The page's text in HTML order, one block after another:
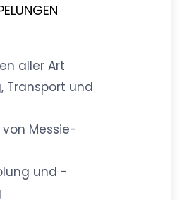
aller Art
Transport und
Messie-
und -